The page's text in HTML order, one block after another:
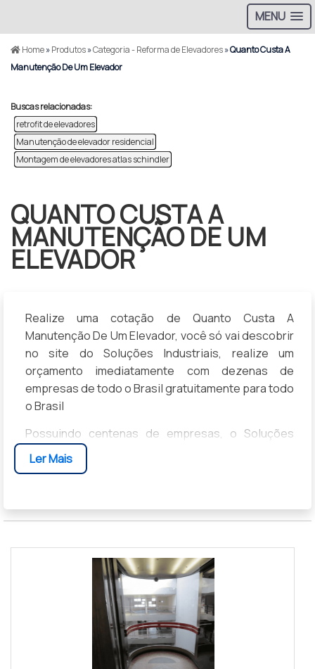
MENU
Home»Produtos»Categoria - Reforma de Elevadores»Quanto Custa A
Manutenção De Um Elevador
Buscas relacionadas:
retrofit de elevadores
Manutenção de elevador residencial
Montagem de elevadores atlas schindler
QUANTO CUSTA A
MANUTENÇÃO DE UM
ELEVADOR
Realize uma cotação de Quanto Custa A
Manutenção De Um Elevador, você só vai descobrir
no site do Soluções Industriais, realize um
orçamento imediatamente com dezenas de
empresas de todo o Brasil gratuitamente para todo
o Brasil
Possuindo centenas de empresas, o Soluções
Industriais é a ferramenta business to business
mais completo da área industrial. Para realizar um
seguir:
Ler Mais